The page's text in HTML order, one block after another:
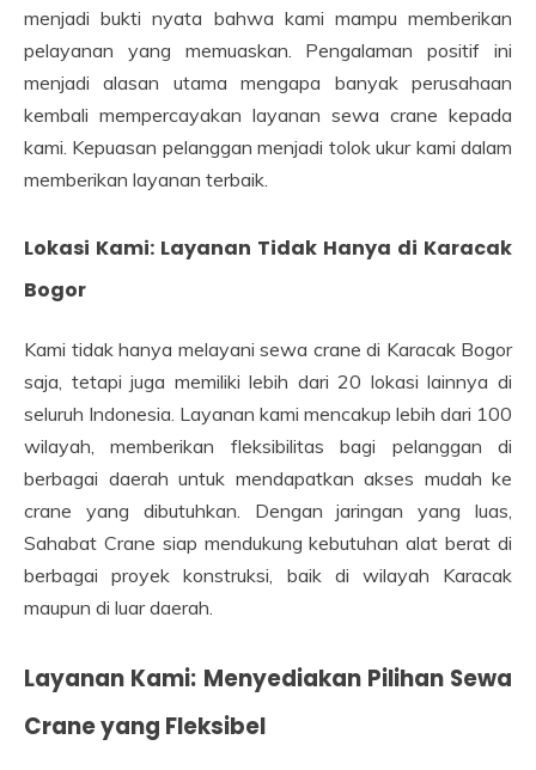
menjadi bukti nyata bahwa kami mampu memberikan
pelayanan yang memuaskan. Pengalaman positif ini
menjadi alasan utama mengapa banyak perusahaan
kembali mempercayakan layanan sewa crane kepada
kami. Kepuasan pelanggan menjadi tolok ukur kami dalam
memberikan layanan terbaik.
Lokasi Kami: Layanan Tidak Hanya di Karacak
Bogor
Kami tidak hanya melayani sewa crane di Karacak Bogor
saja, tetapi juga memiliki lebih dari 20 lokasi lainnya di
seluruh Indonesia. Layanan kami mencakup lebih dari 100
wilayah, memberikan fleksibilitas bagi pelanggan di
berbagai daerah untuk mendapatkan akses mudah ke
crane yang dibutuhkan. Dengan jaringan yang luas,
Sahabat Crane siap mendukung kebutuhan alat berat di
berbagai proyek konstruksi, baik di wilayah Karacak
maupun di luar daerah.
Layanan Kami: Menyediakan Pilihan Sewa
Crane yang Fleksibel